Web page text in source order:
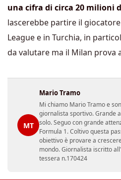
una cifra di circa 20 milioni
lascerebbe partire il
League e in Turchia, in
da valutare ma il Milan prova
MT
Mario Tramo
Mi chiamo Mario Tramo e
giornalista sportivo. Grande
solo. Seguo con grande
Formula 1. Coltivo questa
obiettivo è provare a
mondo. Giornalista iscritto
tessera n.170424